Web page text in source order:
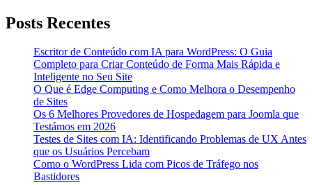
Posts Recentes
Escritor de Conteúdo com IA para WordPress: O Guia
Completo para Criar Conteúdo de Forma Mais Rápida e
Inteligente no Seu Site
O Que é Edge Computing e Como Melhora o Desempenho
de Sites
Os 6 Melhores Provedores de Hospedagem para Joomla que
Testámos em 2026
Testes de Sites com IA: Identificando Problemas de UX Antes
que os Usuários Percebam
Como o WordPress Lida com Picos de Tráfego nos
Bastidores